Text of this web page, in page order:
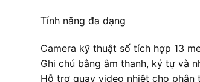
Tính năng đa dạng
Camera kỹ thuật số tích hợp 13
Ghi chú bằng âm thanh, ký tự và
Hỗ trợ quay video nhiệt cho phân